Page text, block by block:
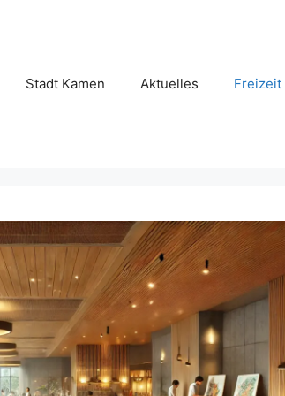
Stadt Kamen Aktuelles Freizeit